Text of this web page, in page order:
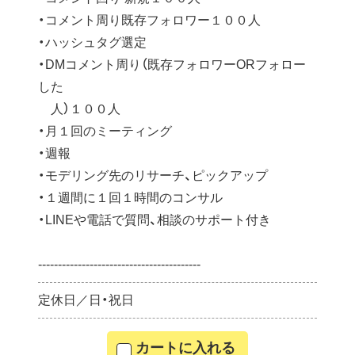
・コメント周り既存フォロワー１００人
・ハッシュタグ選定
・DMコメント周り（既存フォロワーORフォロー
した
人）１００人
・月１回のミーティング
・週報
・モデリング先のリサーチ、ピックアップ
・１週間に１回１時間のコンサル
・LINEや電話で質問、相談のサポート付き
-----------------------------------------
定休日／日・祝日
カートに入れる